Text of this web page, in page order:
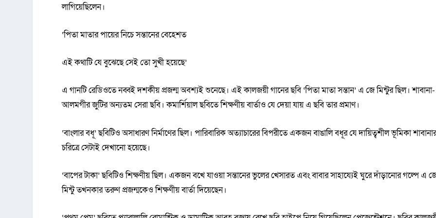
লাগিয়েছিলেন।
‘পিতা মাতার পায়ের নিচে সন্তানের বেহেশত
এই কথাটি যে বুঝেছে সেই তো সুখী হয়েছে’
এ গানটি রেডিওতে নব্বই দশকীয় প্রজন্ম অবশ্যই শুনেছে। এই কালজয়ী গানের ছবি ‘পিতা মাতা সন্তান’ এ জে মিন্টুর ছিল। শাবানা-
আলমগীর জুটির অন্যতম সেরা ছবি। কমার্শিয়াল ছবিতে শিক্ষণীয় বার্তাও যে দেয়া যায় এ ছবি তার প্রমাণ।
‘বাংলার বধূ’ ছবিটিও অসাধারণ নির্মাণের ছিল। পারিবারিক অত্যাচারের বিপরীতে একজন বাঙালি বধূর যে দায়িত্বশীল ভূমিকা
চরিত্রে সেটাই দেখানো হয়েছে।
‘বাপের টাকা’ ছবিটিও শিক্ষণীয় ছিল। একজন বখে যাওয়া সন্তানের ভুলের খেসারত এবং বাবার সাহায্যেই ঘুরে দাঁড়ানোর গল্পে এ
মিন্টু তখনকার তরুণ প্রজন্মকেও শিক্ষণীয় বার্তা দিয়েছেন।